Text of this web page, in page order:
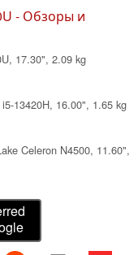
- Обзоры и
17.30", 2.09 kg
13420H, 16.00", 1.65 kg
Celeron N4500, 11.60",